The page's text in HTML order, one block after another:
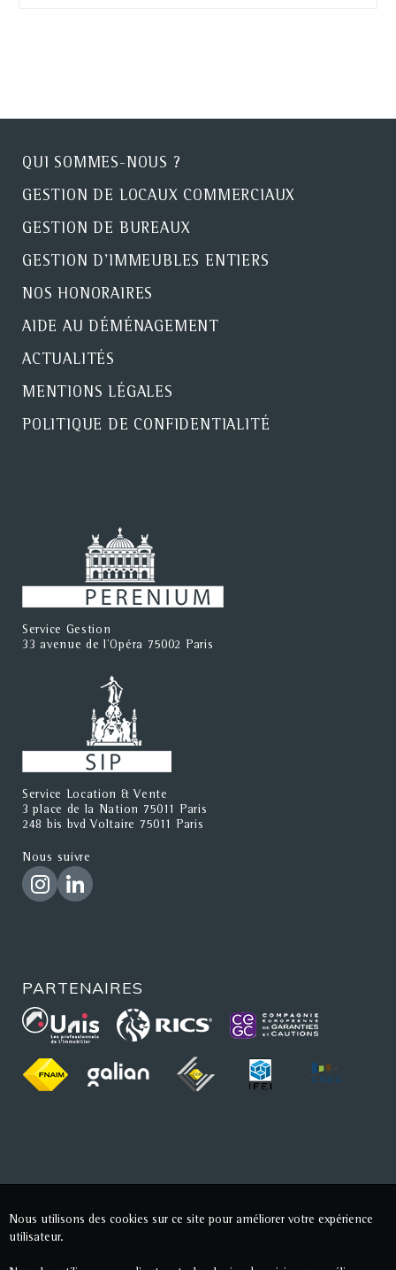
QUI SOMMES-NOUS ?
GESTION DE LOCAUX COMMERCIAUX
GESTION DE BUREAUX
GESTION D'IMMEUBLES ENTIERS
NOS HONORAIRES
AIDE AU DÉMÉNAGEMENT
ACTUALITÉS
MENTIONS LÉGALES
POLITIQUE DE CONFIDENTIALITÉ
Service Gestion
33 avenue de l'Opéra 75002 Paris
Service Location & Vente
3 place de la Nation 75011 Paris
248 bis bvd Voltaire 75011 Paris
Nous suivre
PARTENAIRES
Nous utilisons des cookies sur ce site pour améliorer votre expérience
utilisateur.